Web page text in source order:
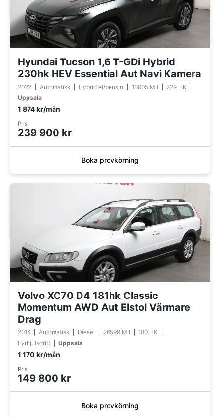
Hyundai Tucson 1,6 T-GDi Hybrid
230hk HEV Essential Aut Navi Kamera
2022 Automatisk Hybrid el/bensin 13005 Mil
229 HK
Uppsala
1 874 kr/mån
Pris
239 900 kr
Boka provkörning
Volvo XC70 D4 181hk Classic
Momentum AWD Aut Elstol Värmare
Drag
2016 Automatisk Diesel 26599 Mil
180 HK
Fyrhjulsdrift
Uppsala
1 170 kr/mån
Pris
149 800 kr
Boka provkörning